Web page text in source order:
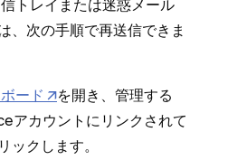
トレイまたは迷惑メ⁠ール
、次の手順で再送信できま
ード
を開き⁠、管理する
アカウントにリンクされて
ックします⁠。